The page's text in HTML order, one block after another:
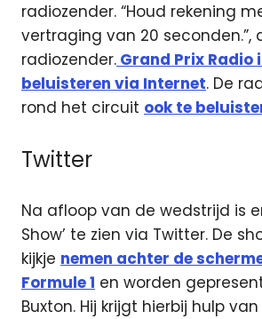
radiozender. “Houd rekening
vertraging van 20 seconden.”,
radiozender. Grand Prix Radio
beluisteren via Internet. De
rond het circuit ook te
Twitter
Na afloop van de wedstrijd is er
Show’ te zien via Twitter. De
kijkje nemen achter de
Formule 1 en worden
Buxton. Hij krijgt hierbij hulp